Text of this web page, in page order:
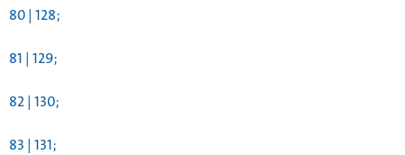
80 | 128;
81 | 129;
82 | 130;
83 | 131;